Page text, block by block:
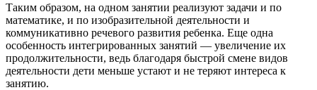
Таким образом, на одном занятии реализуют задачи и по
математике, и по изобразительной деятельности и
коммуникативно речевого развития ребенка. Еще одна
особенность интегрированных занятий — увеличение их
продолжительности, ведь благодаря быстрой смене видов
деятельности дети меньше устают и не теряют интереса к
занятию.